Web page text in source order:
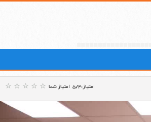
امتیاز:5/4 امتیاز شما